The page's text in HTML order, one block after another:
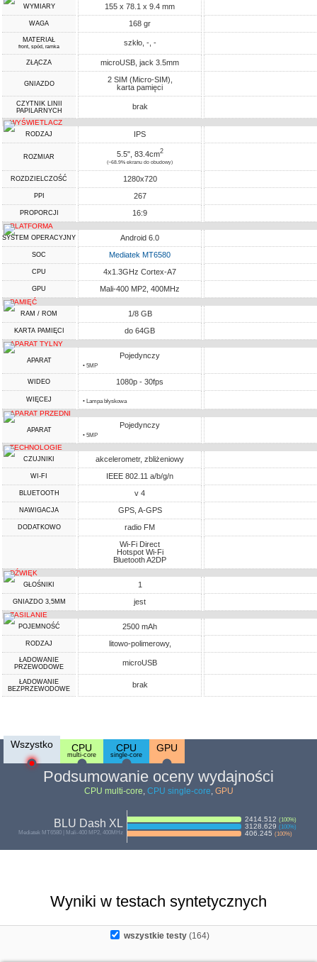
WYMIARY 155 x 78.1 x 9.4 mm
WAGA 168 gr
MATERIAŁ
front, spód, ramka szkło, -, -
ZŁĄCZA microUSB, jack 3.5mm
GNIAZDO
2 SIM (Micro-SIM),
karta pamięci
CZYTNIK LINII
PAPILARNYCH
brak
WYŚWIETLACZ
RODZAJ IPS
ROZMIAR 5.5", 83.4cm2
(~68.9% ekranu do obudowy)
ROZDZIELCZOŚĆ 1280x720
PPI 267
PROPORCJI 16:9
PLATFORMA
SYSTEM OPERACYJNY Android 6.0
SOC Mediatek MT6580
CPU 4x1.3GHz Cortex-A7
GPU Mali-400 MP2, 400MHz
PAMIĘĆ
RAM / ROM 1/8 GB
KARTA PAMIĘCI do 64GB
APARAT TYLNY
APARAT
Pojedynczy
• 5MP
WIDEO 1080p - 30fps
WIĘCEJ • Lampa błyskowa
APARAT PRZEDNI
APARAT
Pojedynczy
• 5MP
TECHNOLOGIE
CZUJNIKI akcelerometr, zbliżeniowy
WI-FI IEEE 802.11 a/b/g/n
BLUETOOTH v 4
NAWIGACJA GPS, A-GPS
DODATKOWO
radio FM
Wi-Fi Direct
Hotspot Wi-Fi
Bluetooth A2DP
DŹWIĘK
GŁOŚNIKI 1
GNIAZDO 3,5MM jest
ZASILANIE
POJEMNOŚĆ 2500 mAh
RODZAJ litowo-polimerowy,
ŁADOWANIE
PRZEWODOWE
microUSB
ŁADOWANIE
BEZPRZEWODOWE
brak
Wszystko CPU
multi-core
CPU
single-core
GPU
Podsumowanie oceny wydajności
CPU multi-core, CPU single-core, GPU
BLU Dash XL
Mediatek MT6580 | Mali-400 MP2, 400MHz
2414.512 (100%)
3128.629 (100%)
406.245 (100%)
Wyniki w testach syntetycznych
wszystkie testy (164)